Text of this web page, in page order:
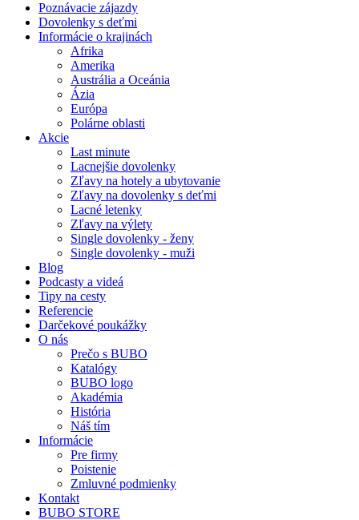
Poznávacie zájazdy
Dovolenky s deťmi
Informácie o krajinách
Afrika
Amerika
Austrália a Oceánia
Ázia
Európa
Polárne oblasti
Akcie
Last minute
Lacnejšie dovolenky
Zľavy na hotely a ubytovanie
Zľavy na dovolenky s deťmi
Lacné letenky
Zľavy na výlety
Single dovolenky - ženy
Single dovolenky - muži
Blog
Podcasty a videá
Tipy na cesty
Referencie
Darčekové poukážky
O nás
Prečo s BUBO
Katalógy
BUBO logo
Akadémia
História
Náš tím
Informácie
Pre firmy
Poistenie
Zmluvné podmienky
Kontakt
BUBO STORE